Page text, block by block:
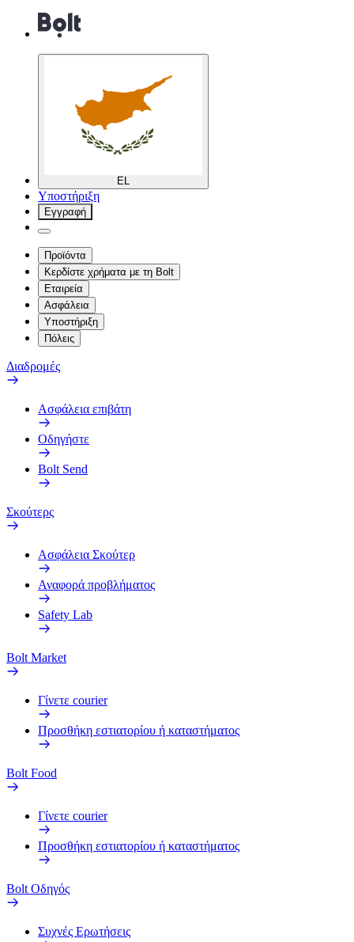
EL
Υποστήριξη
Εγγραφή
Προϊόντα
Κερδίστε χρήματα με τη Bolt
Εταιρεία
Ασφάλεια
Υποστήριξη
Πόλεις
Διαδρομές
Ασφάλεια επιβάτη
Οδηγήστε
Bolt Send
Σκούτερς
Ασφάλεια Σκούτερ
Αναφορά προβλήματος
Safety Lab
Bolt Market
Γίνετε courier
Προσθήκη εστιατορίου ή καταστήματος
Bolt Food
Γίνετε courier
Προσθήκη εστιατορίου ή καταστήματος
Bolt Οδηγός
Συχνές Ερωτήσεις